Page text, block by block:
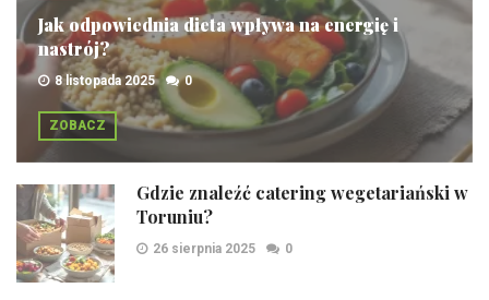
Jak odpowiednia dieta wpływa na energię i
nastrój?
8 listopada 2025 0
ZOBACZ
Gdzie znaleźć catering wegetariański w
Toruniu?
26 sierpnia 2025 0